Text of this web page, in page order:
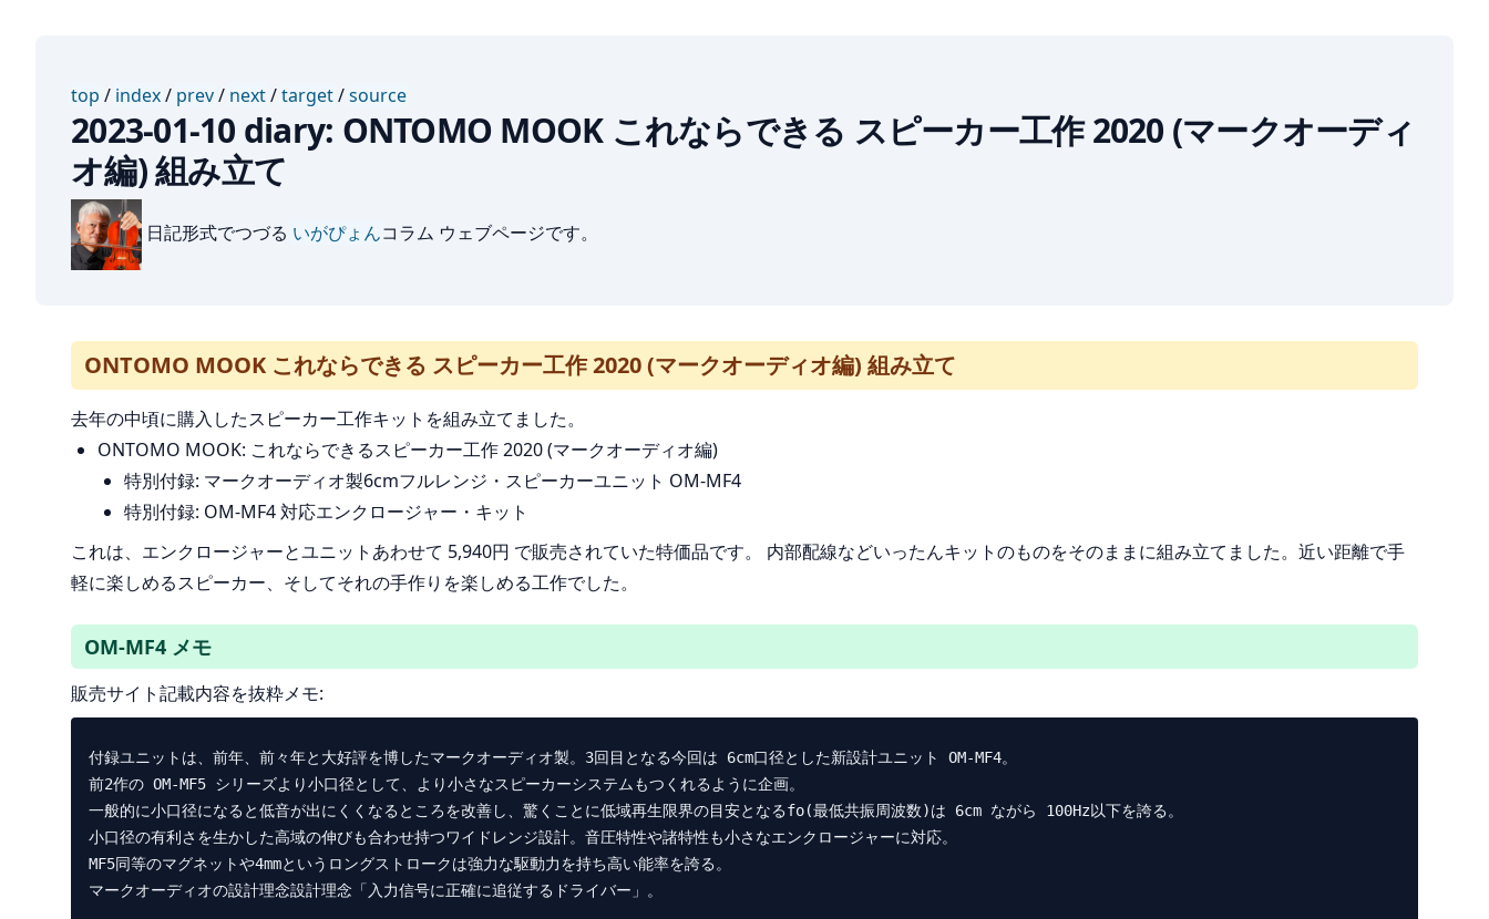
top / index/ prev/ next/target/source
2023-01-10 diary: ONTOMO MOOK これならできる スピーカー工作 2020 (マークオーディ
オ編) 組み立て
日記形式でつづる いがぴょんコラム ウェブページです。
ONTOMO MOOK これならできる スピーカー工作 2020 (マークオーディオ編) 組み立て
去年の中頃に購入したスピーカー工作キットを組み立てました。
ONTOMO MOOK: これならできるスピーカー工作 2020 (マークオーディオ編)
特別付録: マークオーディオ製6cmフルレンジ・スピーカーユニット OM-MF4
特別付録: OM-MF4 対応エンクロージャー・キット
これは、エンクロージャーとユニットあわせて 5,940円 で販売されていた特価品です。 内部配線などいったんキットのものをそのままに組み立てました。近い距離で手
軽に楽しめるスピーカー、そしてそれの手作りを楽しめる工作でした。
OM-MF4 メモ
販売サイト記載内容を抜粋メモ:
付録ユニットは、前年、前々年と大好評を博したマークオーディオ製。3回目となる今回は 6cm口径とした新設計ユニット OM-MF4。
前2作の OM-MF5 シリーズより小口径として、より小さなスピーカーシステムもつくれるように企画。
一般的に小口径になると低音が出にくくなるところを改善し、驚くことに低域再生限界の目安となるfo(最低共振周波数)は 6cm ながら 100Hz以下を誇る。
小口径の有利さを生かした高域の伸びも合わせ持つワイドレンジ設計。音圧特性や諸特性も小さなエンクロージャーに対応。
MF5同等のマグネットや4mmというロングストロークは強力な駆動力を持ち高い能率を誇る。